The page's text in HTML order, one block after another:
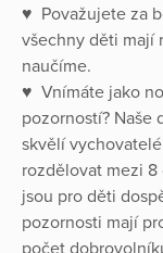
♥ Považujete za
všechny děti mají
naučíme.
♥ Vnímáte jako
pozorností? Naše
skvělí
rozdělovat mezi
jsou pro děti
pozornosti mají
počet